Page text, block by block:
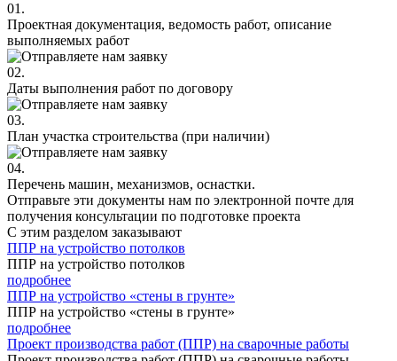
01.
Проектная документация, ведомость работ, описание
выполняемых работ
02.
Даты выполнения работ по договору
03.
План участка строительства (при наличии)
04.
Перечень машин, механизмов, оснастки.
Отправьте эти документы нам по электронной почте для
получения консультации по подготовке проекта
С этим разделом заказывают
ППР на устройство потолков
ППР на устройство потолков
подробнее
ППР на устройство «стены в грунте»
ППР на устройство «стены в грунте»
подробнее
Проект производства работ (ППР) на сварочные работы